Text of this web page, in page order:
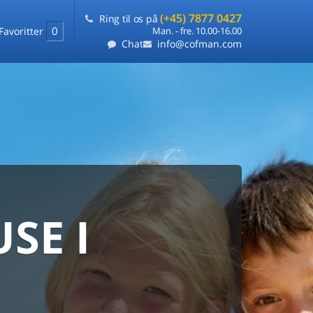
Favoritter 0
Ring til os på (+45) 7877 0427
Man. - fre. 10.00-16.00
Chat info@cofman.com
I
laveste pris
ét sted